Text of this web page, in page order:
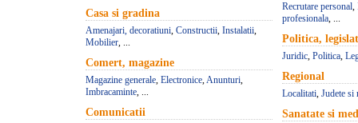
Casa si gradina
Amenajari, decoratiuni, Constructii, Instalatii,
Mobilier, ...
Comert, magazine
Magazine generale, Electronice,Anunturi,
Imbracaminte, ...
Comunicatii
Recrutare personal,
profesionala, ...
Politica,
Juridic, Politica,
Regional
Localitati, Judete si
Sanatate si